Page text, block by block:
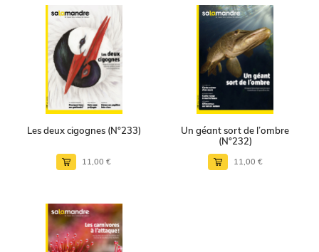
Les deux cigognes (N°233)
11,00 €
Un géant sort de l’ombre
(N°232)
11,00 €